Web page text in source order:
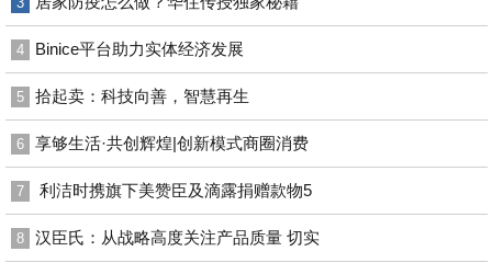
4 Binice平台助力实体经济发展
5 拾起卖：科技向善，智慧再生
6 享够生活·共创辉煌|创新模式商圈消费
7 利洁时携旗下美赞臣及滴露捐赠款物5
8 汉臣氏：从战略高度关注产品质量 切实